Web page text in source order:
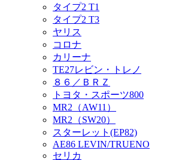
タイプ2 T1
タイプ2 T3
ヤリス
コロナ
カリーナ
TE27レビン・トレノ
８６／ＢＲＺ
トヨタ・スポーツ800
MR2（AW11）
MR2（SW20）
スターレット(EP82)
AE86 LEVIN/TRUENO
セリカ